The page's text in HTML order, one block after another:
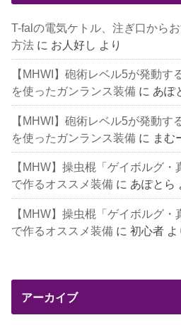
T-falの電気ケトル、注ぎ口から
方法 に お人好し より
【MHWI】砲術レベル5が発動
を使ったガンランス装備 に あぽ
【MHWI】砲術レベル5が発動
を使ったガンランス装備 に まむ
【MHW】操虫棍「ゲイボルグ
で作るオススメ装備 に あぽとら
【MHW】操虫棍「ゲイボルグ
で作るオススメ装備 に初心者 よ
アーカイブ